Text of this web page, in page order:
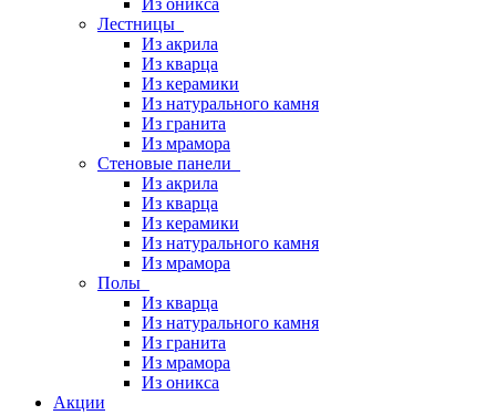
Из оникса
Лестницы
Из акрила
Из кварца
Из керамики
Из натурального камня
Из гранита
Из мрамора
Стеновые панели
Из акрила
Из кварца
Из керамики
Из натурального камня
Из мрамора
Полы
Из кварца
Из натурального камня
Из гранита
Из мрамора
Из оникса
Акции